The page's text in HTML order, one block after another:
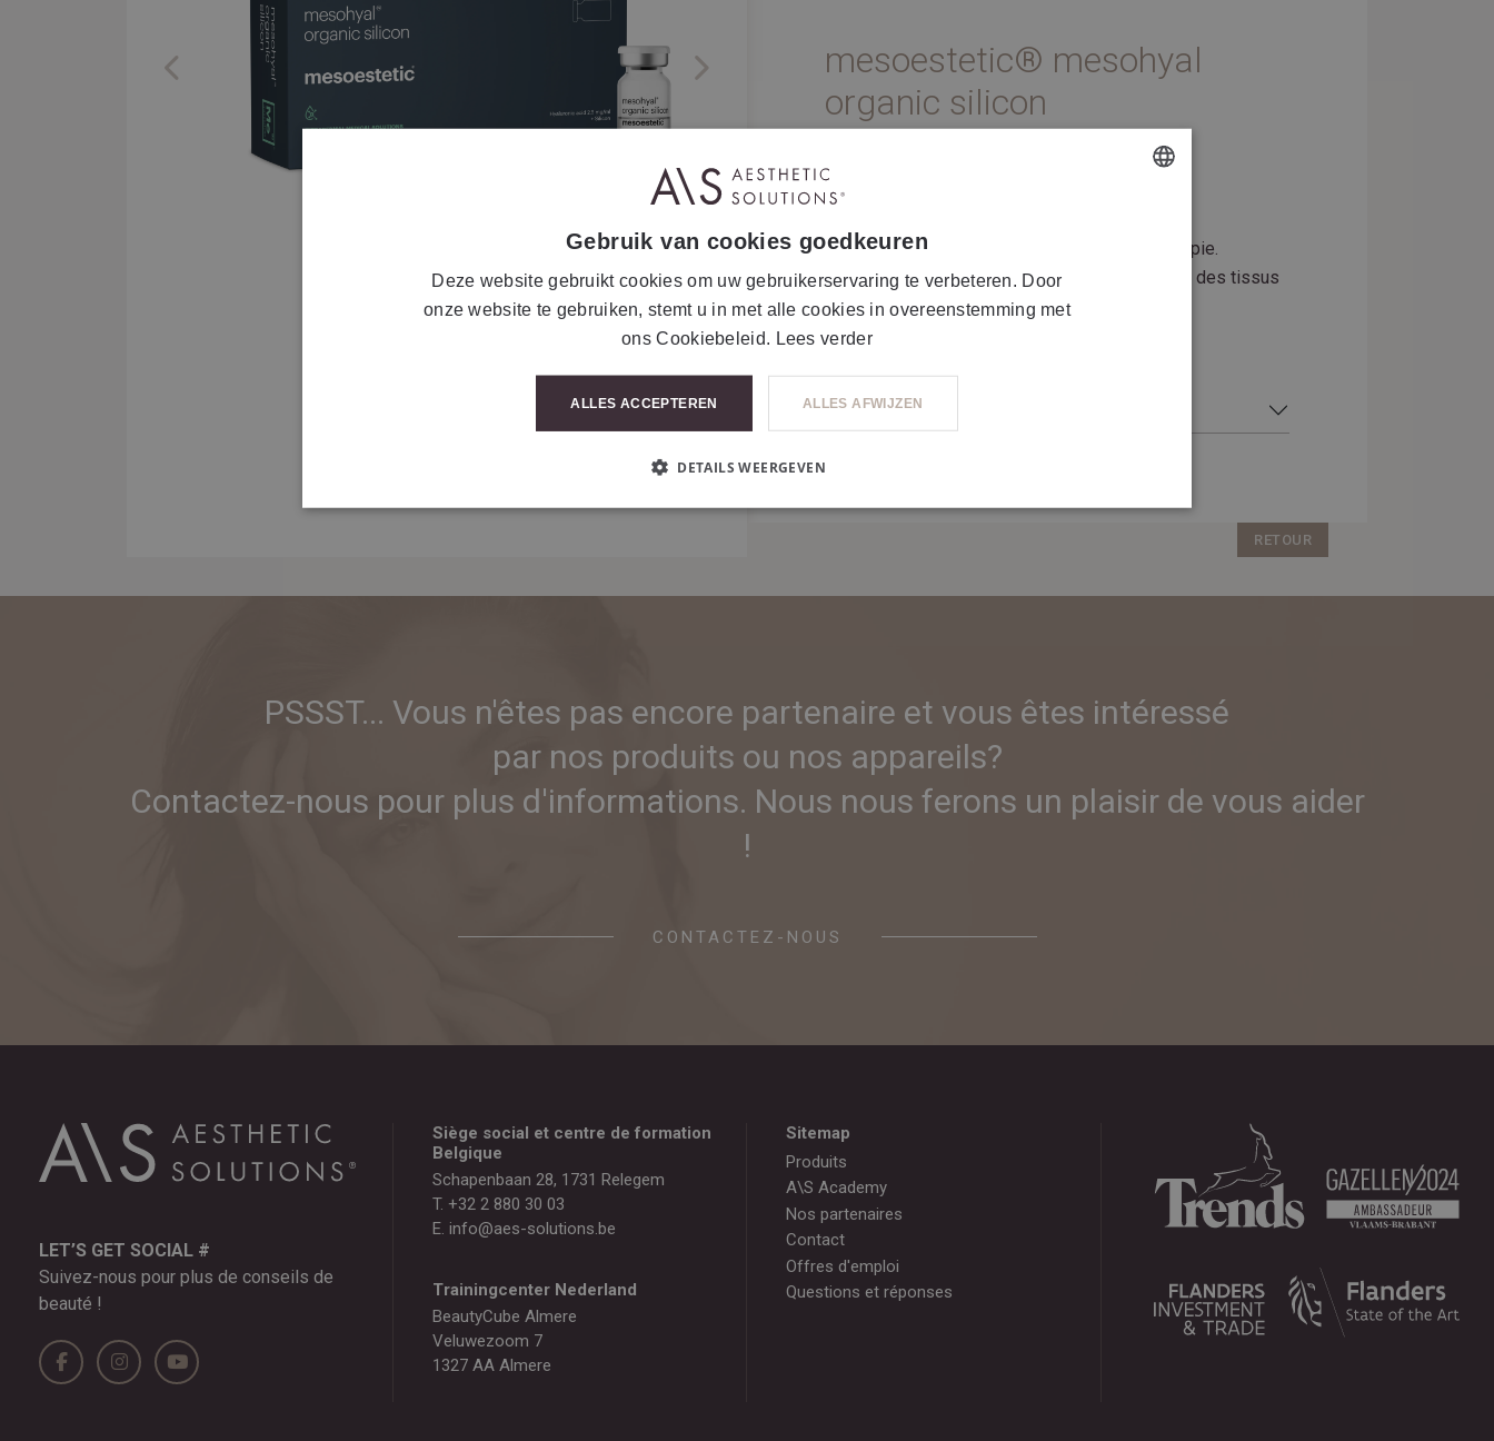
Previous Next
mesoestetic® mesohyal
organic silicon
Silicium organique injectable pour la mésothérapie.
Traitement intradermique pour la restructuration des tissus
cutanés.
INFOS COMPLÉMENTAIRES
RETOUR
PSSST... Vous n'êtes pas encore partenaire et vous êtes intéressé
par nos produits ou nos appareils?
Contactez-nous pour plus d'informations. Nous nous ferons un plaisir de vous aider
!
CONTACTEZ-NOUS
LET’S GET SOCIAL #
Suivez-nous pour plus de conseils de
beauté !
Siège social et centre de formation
Belgique
Schapenbaan 28, 1731 Relegem
T. +32 2 880 30 03
E. info@aes-solutions.be
Trainingcenter Nederland
BeautyCube Almere
Veluwezoom 7
1327 AA Almere
Sitemap
Produits
A\S Academy
Nos partenaires
Contact
Offres d'emploi
Questions et réponses
Gebruik van cookies goedkeuren
Deze website gebruikt cookies om uw gebruikerservaring te verbeteren. Door
onze website te gebruiken, stemt u in met alle cookies in overeenstemming met
ons Cookiebeleid.
Lees verder
ALLES ACCEPTEREN ALLES AFWIJZEN
DETAILS WEERGEVEN